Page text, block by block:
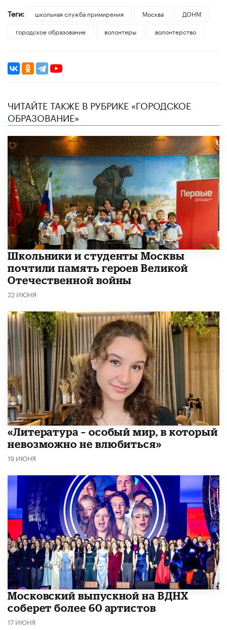
Теги: школьная служба примирения Москва
ДОНМ
городское образование
волонтеры волонтерство
ЧИТАЙТЕ ТАКЖЕ В РУБРИКЕ «ГОРОДСКОЕ
ОБРАЗОВАНИЕ»
Школьники и студенты Москвы
почтили память героев Великой
Отечественной войны
22 ИЮНЯ
​«Литература – особый мир, в который
невозможно не влюбиться»
19 ИЮНЯ
Московский выпускной на ВДНХ
соберет более 60 артистов
17 ИЮНЯ